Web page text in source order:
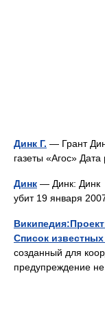
Динк Г. — Грант
газеты «Агос»
Динк — Динк: Динк
убит 19 января
Список
созданный для
предупреждение